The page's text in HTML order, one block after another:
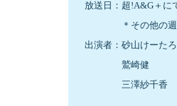
放送日：超!A&G ＋に
＊その他の週は
出演者：砂山けーた
鷲崎健　　　＊８
三澤紗千香